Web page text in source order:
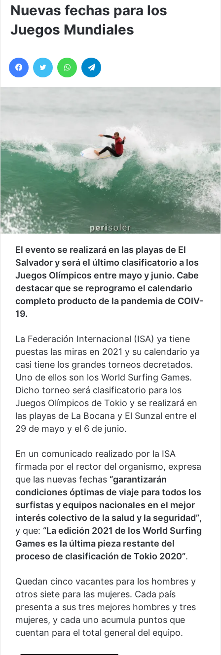
Nuevas fechas para los
Juegos Mundiales
Facebook
Twitter WhatsApp
El evento se realizará en las playas de El
Salvador y será el último clasificatorio a los
Juegos Olímpicos entre mayo y junio. Cabe
destacar que se reprogramo el calendario
completo producto de la pandemia de COIV-
19.
La Federación Internacional (ISA) ya tiene
puestas las miras en 2021 y su calendario ya
casi tiene los grandes torneos decretados.
Uno de ellos son los World Surfing Games.
Dicho torneo será clasificatorio para los
Juegos Olímpicos de Tokio y se realizará en
las playas de La Bocana y El Sunzal entre el
29 de mayo y el 6 de junio.
En un comunicado realizado por la ISA
firmada por el rector del organismo, expresa
que las nuevas fechas “garantizarán
condiciones óptimas de viaje para todos los
surfistas y equipos nacionales en el mejor
interés colectivo de la salud y la seguridad”,
y que: “La edición 2021 de los World Surfing
Games es la última pieza restante del
proceso de clasificación de Tokio 2020”.
Quedan cinco vacantes para los hombres y
otros siete para las mujeres. Cada país
presenta a sus tres mejores hombres y tres
mujeres, y cada uno acumula puntos que
cuentan para el total general del equipo.